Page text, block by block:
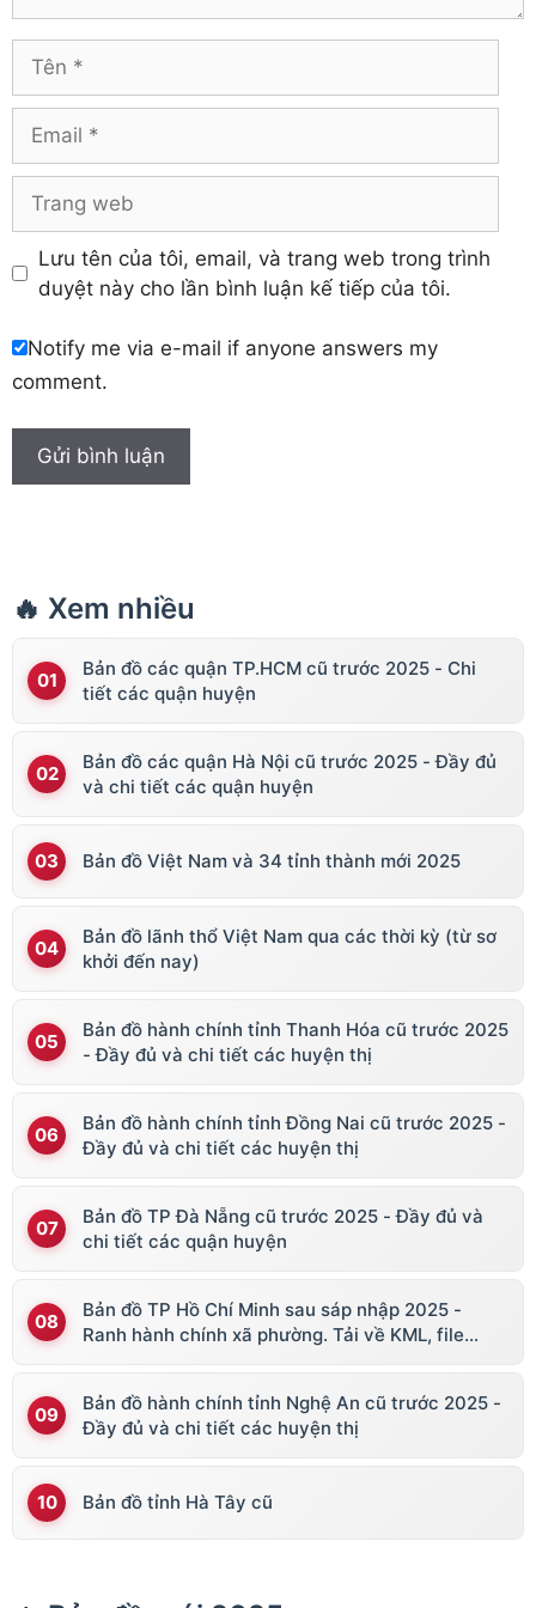
Hậu Giang
Hưng Yên
Khánh Hòa
Vĩnh Phúc
web
Lưu tên của tôi, email, và trang web trong trình
duyệt này cho lần bình luận kế tiếp của tôi.
Notify me via e-mail if anyone answers my
comment.
🔥 Xem nhiều
Bản đồ các quận TP.HCM cũ trước 2025 - Chi
tiết các quận huyện
Bản đồ các quận Hà Nội cũ trước 2025 - Đầy đủ
và chi tiết các quận huyện
Bản đồ Việt Nam và 34 tỉnh thành mới 2025
Bản đồ lãnh thổ Việt Nam qua các thời kỳ (từ sơ
khởi đến nay)
Bản đồ hành chính tỉnh Thanh Hóa cũ trước 2025
- Đầy đủ và chi tiết các huyện thị
Bản đồ hành chính tỉnh Đồng Nai cũ trước 2025 -
Đầy đủ và chi tiết các huyện thị
Bản đồ TP Đà Nẵng cũ trước 2025 - Đầy đủ và
chi tiết các quận huyện
Bản đồ TP Hồ Chí Minh sau sáp nhập 2025 -
Ranh hành chính xã phường. Tải về KML, file
Bản đồ hành chính tỉnh Nghệ An cũ trước 2025 -
Đầy đủ và chi tiết các huyện thị
Bản đồ tỉnh Hà Tây cũ